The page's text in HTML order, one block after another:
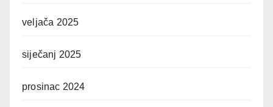
veljača 2025
siječanj 2025
prosinac 2024